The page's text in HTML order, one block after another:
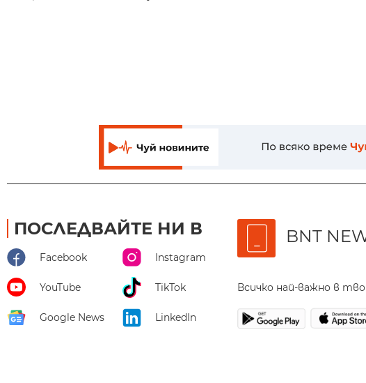
ПОСЛЕДВАЙТЕ НИ В
Facebook Instagram
YouTube TikTok
Google News LinkedIn
BNT
Всичко най-важно в